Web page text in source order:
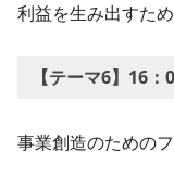
利益を生み出すた
【テーマ6】16
事業創造のための